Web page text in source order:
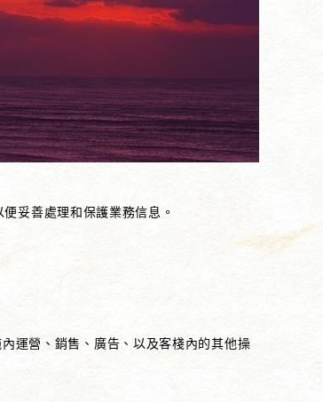
妥善處理和保護業務信息。
運營、銷售、廣告、以及客棧內的其他操